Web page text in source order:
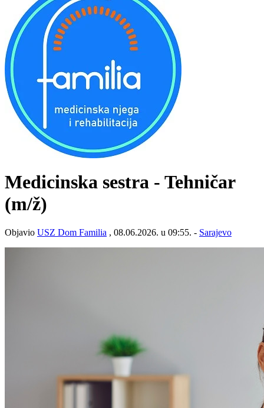
Medicinska sestra - Tehničar
(m/ž)
Objavio USZ Dom Familia , 08.06.2026. u 09:55. - Sarajevo